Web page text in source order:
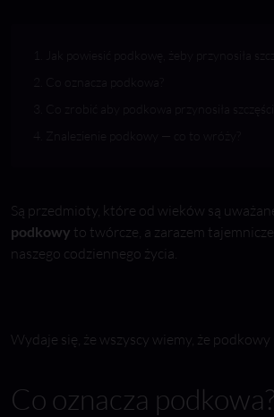
Są przedmioty, które od wieków są
podkowy to twórcze, a zarazem
naszego codziennego życia.
Wydaje się, że wszyscy wiemy, że
Co oznacza podkowa?